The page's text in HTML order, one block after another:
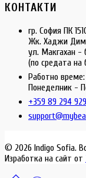
КОНТАКТИ
гр. София ПК
Жк. Хаджи
ул. Макгахан -
(по средата на
Работно време:
Понеделник -
+359 89 294
© 2026 Indigo Sofia.
Изработка на сайт от